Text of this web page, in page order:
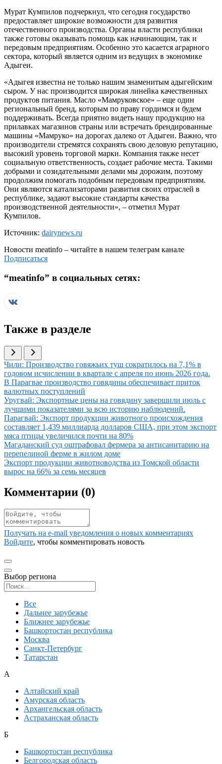
Мурат Кумпилов подчеркнул, что сегодня государство
предоставляет широкие возможности для развития
отечественного производства. Органы власти республики
также готовы оказывать помощь как начинающим, так и
передовым предприятиям. Особенно это касается аграрного
сектора, который является одним из ведущих в экономике
Адыгеи.
«Адыгея известна не только нашим знаменитым адыгейским
сыром. У нас производится широкая линейка качественных
продуктов питания. Масло «Мамруковское» – еще один
региональный бренд, которым по праву гордимся и будем
поддерживать. Всегда приятно видеть нашу продукцию на
прилавках магазинов страны или встречать брендированные
машины «Мамруко» на дорогах далеко от Адыгеи. Важно, что
производители стремятся сохранять свою деловую репутацию,
высокий уровень торговой марки. Компания также несет
социальную ответственность, создает рабочие места. Такими
добрыми и созидательными делами мы дорожим, поэтому
продолжим помогать подобным передовым предприятиям.
Они являются катализаторами развития своих отраслей в
республике, задают высокие стандарты качества
производственной деятельности», – отметил Мурат
Кумпилов.
Источник: dairynews.ru
Новости meatinfo – читайте в нашем телеграм канале
Подписаться
“meatinfo” в социальных сетях:
Также в разделе
Иллюстрация новости
Чили: Производство говяжьих туш сократилось на 7,1% в
годовом исчислении в квартале с апреля по июнь 2026 года.
Иллюстрация новости
В Парагвае производство говядины обеспечивает приток
валютных поступлений
Иллюстрация новости
Уругвай: Экспортные цены на говядину завершили июль с
лучшими показателями за всю историю наблюдений.
Иллюстрация новости
Парагвай: Экспорт продукции животного происхождения
составляет 1,439 миллиарда долларов США, при этом экспорт
мяса птицы увеличился почти на 80%
Иллюстрация новости
Магаданский суд оштрафовал фермера за антисанитарию на
перепелиной ферме в жилом доме
Иллюстрация новости
Экспорт продукции животноводства из Томской области
вырос на 66% за семь месяцев
Комментарии (0)
Получать на e‑mail уведомления о новых комментариях
Войдите, чтобы комментировать новость
Выбор региона
Все
Дальнее зарубежье
Ближнее зарубежье
Башкортостан республика
Москва
Санкт-Петербург
Татарстан
А
Алтайский край
Амурская область
Архангельская область
Астраханская область
Б
Башкортостан республика
Белгородская область